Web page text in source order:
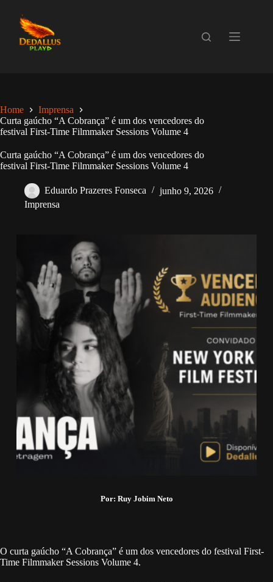
conteúdo
Home
Imprensa
Curta gaúcho “A Cobrança” é um dos vencedores do
festival First-Time Filmmaker Sessions Volume 4
Curta gaúcho “A Cobrança” é um dos vencedores do
festival First-Time Filmmaker Sessions Volume 4
Eduardo Prazeres Fonseca
junho 9, 2026
Imprensa
Por: Ruy Jobim Neto
O curta gaúcho “A Cobrança” é um dos vencedores do festival First-
Time Filmmaker Sessions Volume 4.